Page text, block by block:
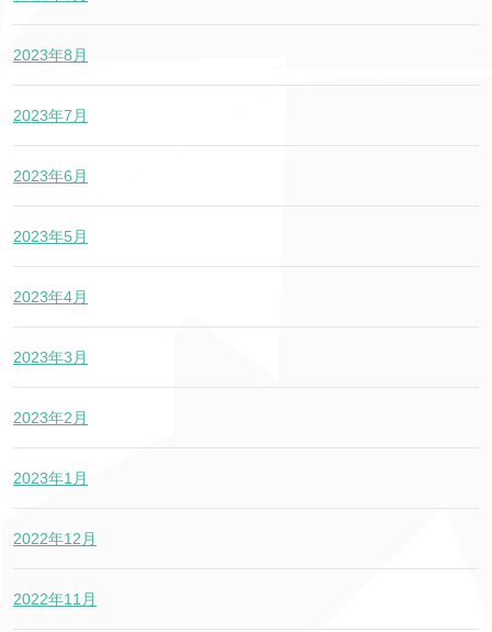
2023年8月
2023年7月
2023年6月
2023年5月
2023年4月
2023年3月
2023年2月
2023年1月
2022年12月
2022年11月